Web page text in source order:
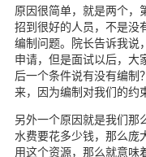
原因很简单，就是两个，
招到很好的人员，不是没
编制问题。院长告诉我说
申请，但是面试以后，大
后一个条件说有没有编制
来，因为编制对我们的约
另外一个原因就是我们那
水费要花多少钱，那么庞
用这个资源，那么就意味